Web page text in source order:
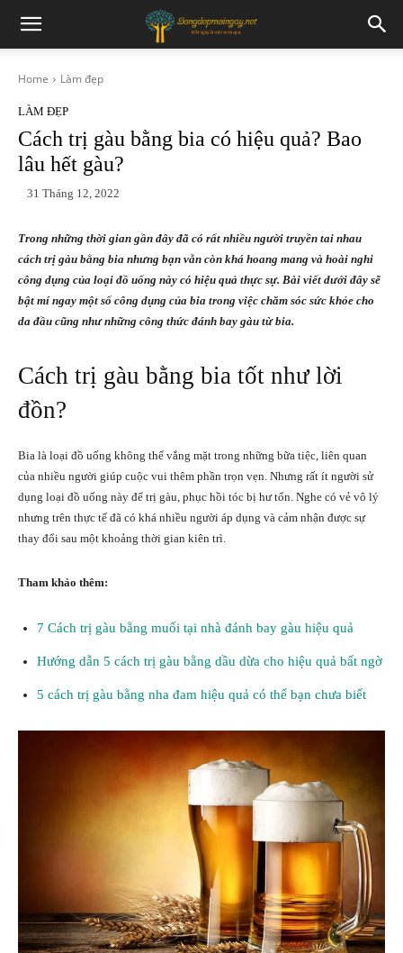
Home Làm đẹp
LÀM ĐẸP
Cách trị gàu bằng bia có hiệu quả? Bao
lâu hết gàu?
31 Tháng 12, 2022
Trong những thời gian gần đây đã có rất nhiều người truyền tai nhau
cách trị gàu bằng bia nhưng bạn vẫn còn khá hoang mang và hoài nghi
công dụng của loại đồ uống này có hiệu quả thực sự. Bài viết dưới đây sẽ
bật mí ngay một số công dụng của bia trong việc chăm sóc sức khỏe cho
da đầu cũng như những công thức đánh bay gàu từ bia.
Cách trị gàu bằng bia tốt như lời
đồn?
Bia là loại đồ uống không thể vắng mặt trong những bữa tiệc, liên quan
của nhiều người giúp cuộc vui thêm phần trọn vẹn. Nhưng rất ít người sử
dụng loại đồ uống này để trị gàu, phục hồi tóc bị hư tổn. Nghe có vẻ vô lý
nhưng trên thực tế đã có khá nhiều người áp dụng và cảm nhận được sự
thay đổi sau một khoảng thời gian kiên trì.
Tham khảo thêm:
7 Cách trị gàu bằng muối tại nhà đánh bay gàu hiệu quả
Hướng dẫn 5 cách trị gàu bằng dầu dừa cho hiệu quả bất ngờ
5 cách trị gàu bằng nha đam hiệu quả có thể bạn chưa biết